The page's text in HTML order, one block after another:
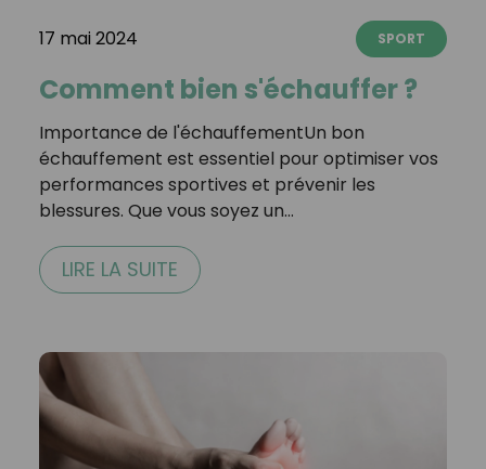
17 mai 2024 SPORT
Comment bien s'échauffer ?
Importance de l'échauffementUn bon
échauffement est essentiel pour optimiser vos
performances sportives et prévenir les
blessures. Que vous soyez un…
LIRE LA SUITE